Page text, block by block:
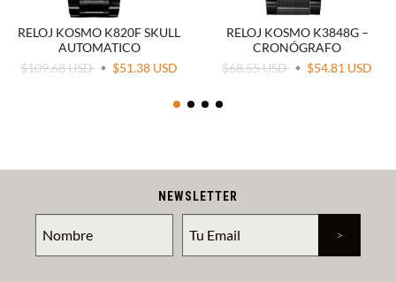
RELOJ KOSMO K820F SKULL
AUTOMATICO
$109.68 USD
$51.38 USD
RELOJ KOSMO K3848G –
CRONÓGRAFO
$68.55 USD
$54.81 USD
NEWSLETTER